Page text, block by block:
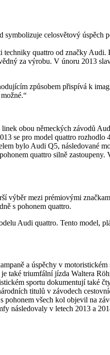
celosvětový úspěch
quattro od značky
za výrobu. V únoru 2013
způsobem přispívá k
obou německých závodů
se pro model quattro
bylo Audi Q5, následované
quattro silně
výběr mezi prémiovými
s pohonem quattro.
Audi quattro. Tento model,
a úspěchy v
triumfální jízda Waltera
sportu dokumentují také
titulů v závodech
všech kol objevil na
následovaly v letech 2013 a